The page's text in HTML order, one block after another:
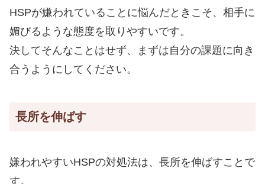
HSPが嫌われていることに悩んだときこそ、相手に
媚びるような態度を取りやすいです。
決してそんなことはせず、まずは自分の課題に向き
合うようにしてください。
長所を伸ばす
嫌われやすいHSPの対処法は、長所を伸ばすことで
す。